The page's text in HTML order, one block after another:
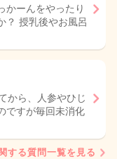
かーんをやったり
？ 授乳後やお風呂
から、人参やひじ
ですが毎回未消化
する質問一覧を見る